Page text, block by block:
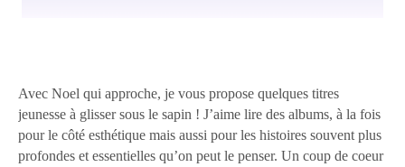
Avec Noel qui approche, je vous propose quelques titres
jeunesse à glisser sous le sapin ! J’aime lire des albums, à la fois
pour le côté esthétique mais aussi pour les histoires souvent plus
profondes et essentielles qu’on peut le penser. Un coup de coeur